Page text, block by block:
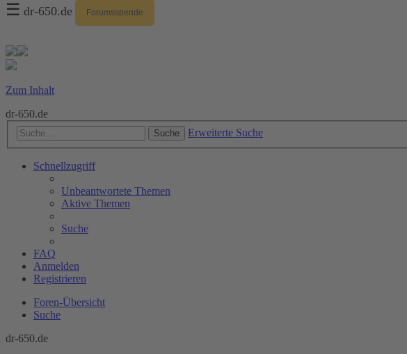
☰ dr-650.de Forumsspende
Zum Inhalt
dr-650.de
Suche Erweiterte Suche
Schnellzugriff
Unbeantwortete Themen
Aktive Themen
Suche
FAQ
Anmelden
Registrieren
Foren-Übersicht
Suche
dr-650.de